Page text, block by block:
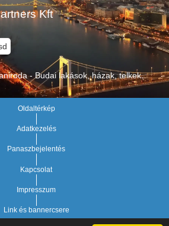
Kft
- Budai lakások, házak, telkek.
Oldaltérkép
Adatkezelés
Panaszbejelentés
Kapcsolat
Impresszum
Link és bannercsere